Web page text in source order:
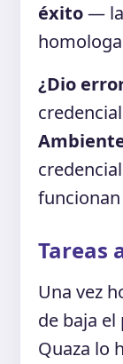
éxito—
¿Dio
funcionan
Tareas
Una vez
de baja
Quaza lo